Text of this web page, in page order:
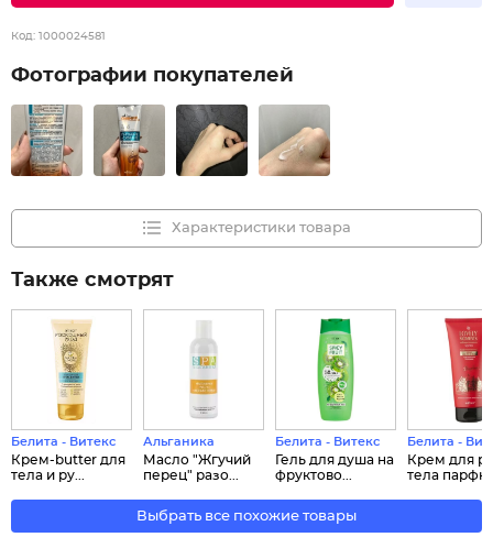
Код: 1000024581
Фотографии покупателей
Характеристики товара
Также смотрят
Белита - Витекс
Крем-butter для
тела и ру...
Альганика
Масло "Жгучий
перец" разо...
Белита - Витекс
Гель для душа на
фруктово...
Белита -
Крем для
тела
Выбрать все похожие товары